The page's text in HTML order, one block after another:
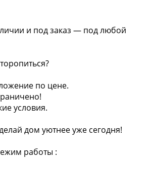
и под заказ — под любой
по цене.
условия.
дом уютнее уже сегодня!
работы :